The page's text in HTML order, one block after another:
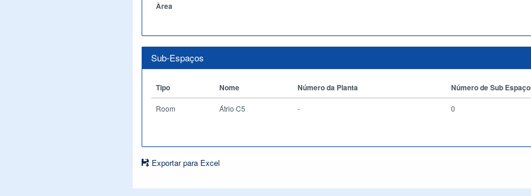
Àrea
Sub-Espaços
Tipo Nome Número da Planta Número de Sub
Room Átrio C5 - 0
Exportar para Excel